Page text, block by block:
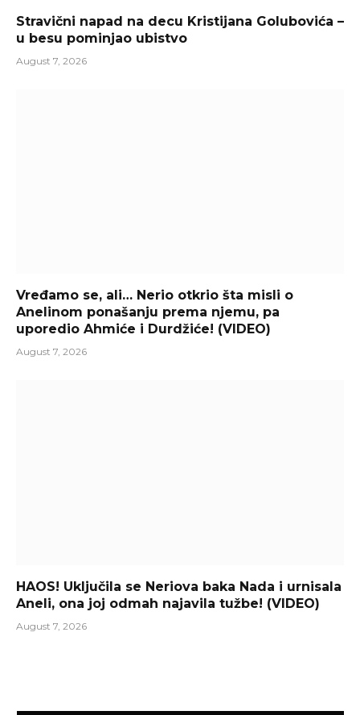
Stravični napad na decu Kristijana Golubovića –
u besu pominjao ubistvo
August 7, 2026
Vređamo se, ali… Nerio otkrio šta misli o
Anelinom ponašanju prema njemu, pa
uporedio Ahmiće i Durdžiće! (VIDEO)
August 7, 2026
HAOS! Uključila se Neriova baka Nada i urnisala
Aneli, ona joj odmah najavila tužbe! (VIDEO)
August 7, 2026